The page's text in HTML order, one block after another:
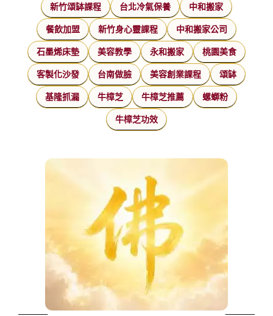
新竹頌缽課程 台北冷氣保養 中和搬家
餐飲加盟 新竹身心靈課程 中和搬家公司
石墨烯床墊 美容教學 永和搬家 桃園美食
客製化沙發 台南做臉 美容創業課程 頌缽
基隆抓漏 牛樟芝 牛樟芝推薦 螺螄粉
牛樟芝功效